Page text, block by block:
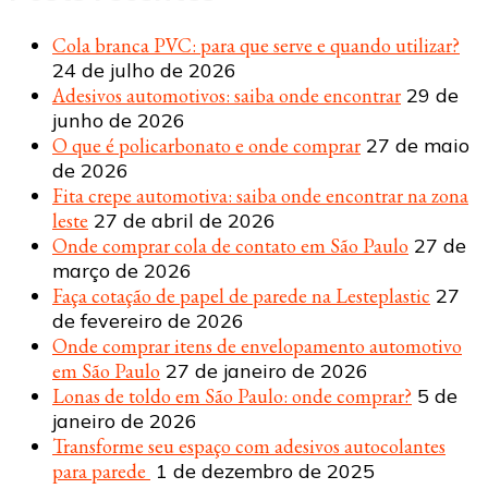
Cola branca PVC: para que serve e quando utilizar?
24 de julho de 2026
Adesivos automotivos: saiba onde encontrar 29 de
junho de 2026
O que é policarbonato e onde comprar 27 de maio
de 2026
Fita crepe automotiva: saiba onde encontrar na zona
leste 27 de abril de 2026
Onde comprar cola de contato em São Paulo 27 de
março de 2026
Faça cotação de papel de parede na Lesteplastic 27
de fevereiro de 2026
Onde comprar itens de envelopamento automotivo
em São Paulo 27 de janeiro de 2026
Lonas de toldo em São Paulo: onde comprar? 5 de
janeiro de 2026
Transforme seu espaço com adesivos autocolantes
para parede 1 de dezembro de 2025